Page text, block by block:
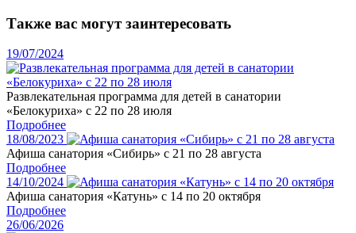
Также вас могут заинтересовать
19/07/2024
Развлекательная программа для детей в санатории
«Белокуриха» с 22 по 28 июля
Подробнее
18/08/2023
Афиша санатория «Сибирь» с 21 по 28 августа
Подробнее
14/10/2024
Афиша санатория «Катунь» с 14 по 20 октября
Подробнее
26/06/2026